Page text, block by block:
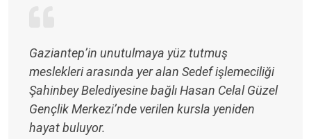
Gaziantep’in unutulmaya yüz tutmuş
meslekleri arasında yer alan Sedef işlemeciliği
Şahinbey Belediyesine bağlı Hasan Celal Güzel
Gençlik Merkezi’nde verilen kursla yeniden
hayat buluyor.